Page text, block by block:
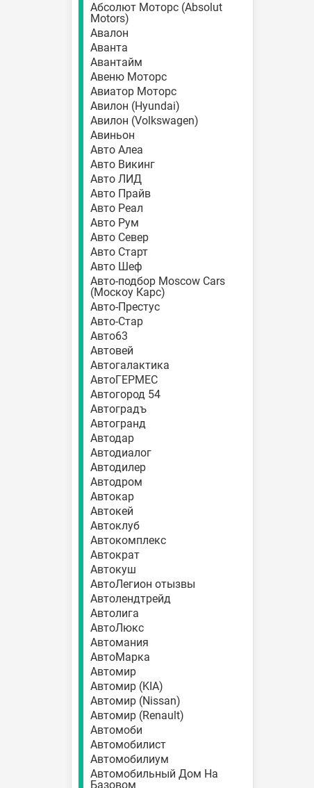
Абсолют Моторс (Absolut
Motors)
Авалон
Аванта
Авантайм
Авеню Моторс
Авиатор Моторс
Авилон (Hyundai)
Авилон (Volkswagen)
Авиньон
Авто Алеа
Авто Викинг
Авто ЛИД
Авто Прайв
Авто Реал
Авто Рум
Авто Север
Авто Старт
Авто Шеф
Авто-подбор Moscow Cars
(Москоу Карс)
Авто-Престус
Авто-Стар
Авто63
Автовей
Автогалактика
АвтоГЕРМЕС
Автогород 54
Автоградъ
Автогранд
Автодар
Автодиалог
Автодилер
Автодром
Автокар
Автокей
Автоклуб
Автокомплекс
Автократ
Автокуш
АвтоЛегион отызвы
Автолендтрейд
Автолига
АвтоЛюкс
Автомания
АвтоМарка
Автомир
Автомир (KIA)
Автомир (Nissan)
Автомир (Renault)
Автомоби
Автомобилист
Автомобилиум
Автомобильный Дом На
Базовом